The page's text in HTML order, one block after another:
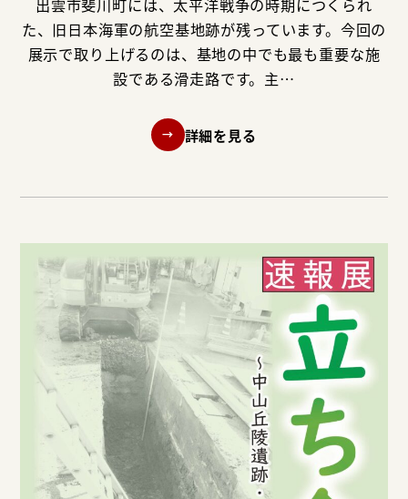
た、旧日本海軍の航空基地跡が残っています。今回の
展示で取り上げるのは、基地の中でも最も重要な施
設である滑走路です。主…
詳細を見る